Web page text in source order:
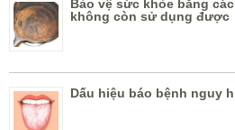
Bảo vệ sức khỏe bằng
không còn sử dụng được
Dấu hiệu báo bệnh nguy